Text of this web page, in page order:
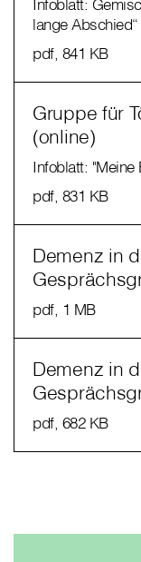
Infoblatt:
lange Abschied“
pdf, 841 KB
Gruppe für
(online)
Infoblatt: "Meine
pdf, 831 KB
Demenz in
pdf, 1 MB
Demenz in
pdf, 682 KB